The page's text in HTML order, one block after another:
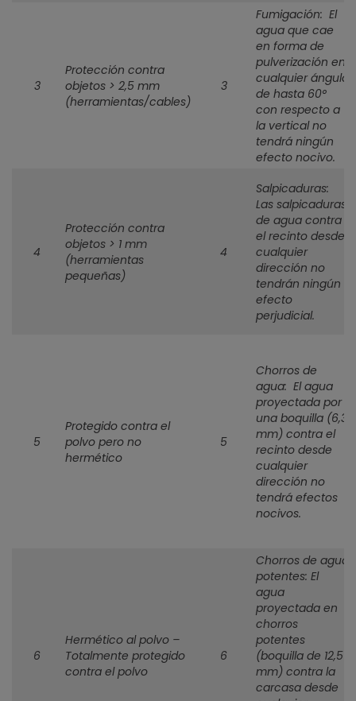
3
Protección contra
objetos > 2,5 mm
(herramientas/cables)
3
Fumigación: El
agua que cae
en forma de
pulverización en
cualquier ángulo
de hasta 60°
con respecto a
la vertical no
tendrá ningún
efecto nocivo.
4
Protección contra
objetos > 1 mm
(herramientas
pequeñas)
4
Salpicaduras:
Las salpicaduras
de agua contra
el recinto desde
cualquier
dirección no
tendrán ningún
efecto
perjudicial.
5
Protegido contra el
polvo pero no
hermético
5
Chorros de
agua: El agua
proyectada por
una boquilla (6,3
mm) contra el
recinto desde
cualquier
dirección no
tendrá efectos
nocivos.
6
Hermético al polvo –
Totalmente protegido
contra el polvo
6
Chorros de agua
potentes: El
agua
proyectada en
chorros
potentes
(boquilla de 12,5
mm) contra la
carcasa desde